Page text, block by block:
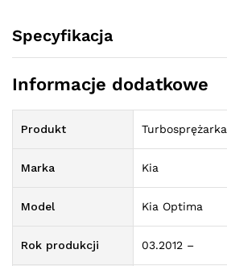
Specyfikacja
Informacje dodatkowe
Produkt Turbosprężarka
Marka Kia
Model Kia Optima
Rok produkcji 03.2012 –